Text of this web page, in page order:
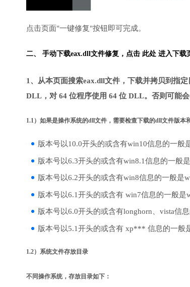
点击页面"一键修复"按钮即可完成。
二、 手动下载eax.dll文件修复， 点击 此处 进入下载
1、从本页面搜索eax.dll文件，下载并拷贝到指
DLL，对 64 位程序使用 64 位 DLL。否则可能
1.1）如果是操作系统的dll文件，需要检查下载的dll文件版本
版本号以10.0开头的或含有win10信息的一般
版本号以6.3开头的或含有win8.1信息的一般
版本号以6.2开头的或含有win8信息的一般是
版本号以6.1开头的或含有 win7信息的一般是
版本号以6.0开头的或含有longhorn、vista信
版本号以5.1开头的或含有 xp*** 信息的一般
1.2）系统文件存放目录
不同操作系统，存放目录如下：